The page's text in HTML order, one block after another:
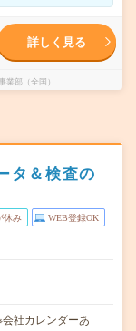
詳しく見る
部（全国）
タ＆検査の
休み WEB登録OK
社カレンダーあ